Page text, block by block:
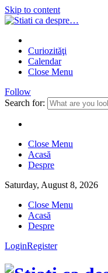
Skip to content
Curiozităţi
Calendar
Close Menu
Follow
Search for:
Close Menu
Acasă
Despre
Saturday, August 8, 2026
Close Menu
Acasă
Despre
LoginRegister